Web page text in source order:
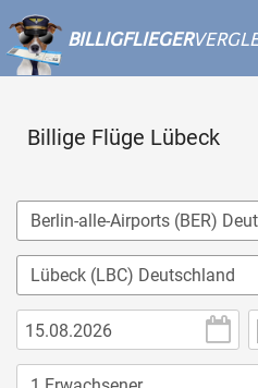
BILLIGFLIEGER
Billige Flüge Lübeck